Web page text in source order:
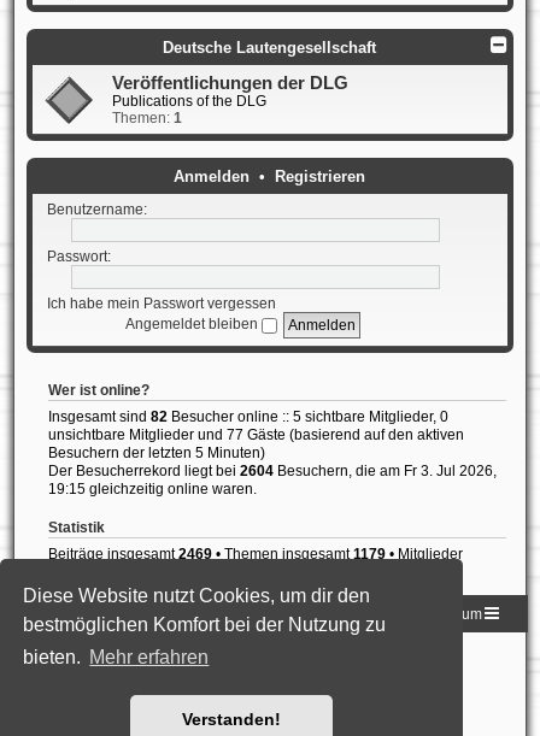
Diese Website nutzt Cookies, um dir den
bestmöglichen Komfort bei der Nutzung zu
bieten. Mehr erfahren
Verstanden!
Deutsche Lautengesellschaft
Veröffentlichungen der DLG
Publications of the DLG
Themen: 1
Anmelden • Registrieren
Benutzername:
Passwort:
Ich habe mein Passwort vergessen
Angemeldet bleiben
Wer ist online?
Insgesamt sind 82 Besucher online :: 5 sichtbare Mitglieder, 0
unsichtbare Mitglieder und 77 Gäste (basierend auf den aktiven
Besuchern der letzten 5 Minuten)
Der Besucherrekord liegt bei 2604Besuchern, die am Fr 3. Jul 2026,
19:15 gleichzeitig online waren.
Statistik
Beiträge insgesamt2469• Themen insgesamt1179• Mitglieder
Homepage der DLG Foren-Übersicht Impressum
Powered byphpBB® Forum Software © phpBB Limited
Style: Black-Silver-Split by Joyce&LunaphpBB-Style-Design
Nutzungsbedingungen